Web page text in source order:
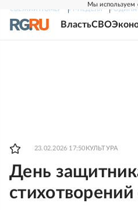
Мы используем
СВЕЖИЙ НОМЕР РГ-НЕДЕЛЯ РОДИНА
ВластьСВО
23.02.2026 17:50 КУЛЬТУРА
День